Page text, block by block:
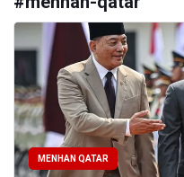
MENHAN QATAR